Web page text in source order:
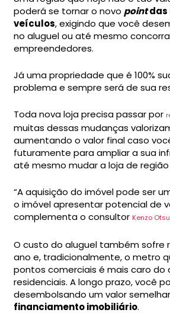
poderá se tornar o novopointdas
veículos, exigindo que você
no aluguel ou até mesmo
empreendedores.
Já uma propriedade que é 100%
problema e sempre será de sua
Toda nova loja precisa passar por
muitas dessas mudanças
aumentando o valor final caso
futuramente para ampliar a sua
até mesmo mudar a loja de
“A aquisição do imóvel pode ser
o imóvel apresentar potencial de
complementa o consultor Kenzo
O custo do aluguel também sofre
ano e, tradicionalmente, o metro
pontos comerciais é mais caro do
residenciais. A longo prazo, você
desembolsando um valor
financiamento imobiliário.